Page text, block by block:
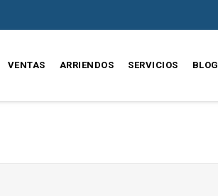
VENTAS ARRIENDOS SERVICIOS BLOG